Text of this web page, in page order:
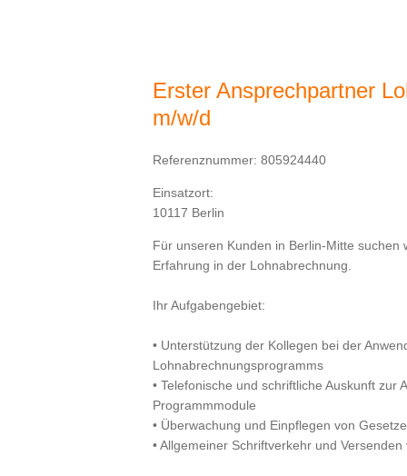
Erster Ansprechpartner
m/w/d
Referenznummer: 805924440
Einsatzort:
10117 Berlin
Für unseren Kunden in Berlin-Mitte suchen
Erfahrung in der Lohnabrechnung.
Ihr Aufgabengebiet:
• Unterstützung der Kollegen bei der
Lohnabrechnungsprogramms
• Telefonische und schriftliche Auskunft zur
Programmmodule
• Überwachung und Einpflegen von
• Allgemeiner Schriftverkehr und